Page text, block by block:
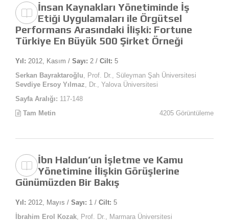
İnsan Kaynakları Yönetiminde İş
Etiği Uygulamaları ile Örgütsel
Performans Arasındaki İlişki: Fortune
Türkiye En Büyük 500 Şirket Örneği
Yıl: 2012, Kasım / Sayı: 2 / Cilt: 5
Serkan Bayraktaroğlu , Prof. Dr., Süleyman Şah Üniversitesi
Sevdiye Ersoy Yılmaz , Dr., Yalova Üniversitesi
Sayfa Aralığı: 117-148
Tam Metin
4205 Görüntüleme
İbn Haldun’un İşletme ve Kamu
Yönetimine İlişkin Görüşlerine
Günümüzden Bir Bakış
Yıl: 2012, Mayıs / Sayı: 1 / Cilt: 5
İbrahim Erol Kozak , Prof. Dr., Marmara Üniversitesi